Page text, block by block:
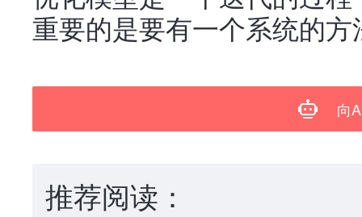
重要的是要有一个系统的
向
推荐阅读：